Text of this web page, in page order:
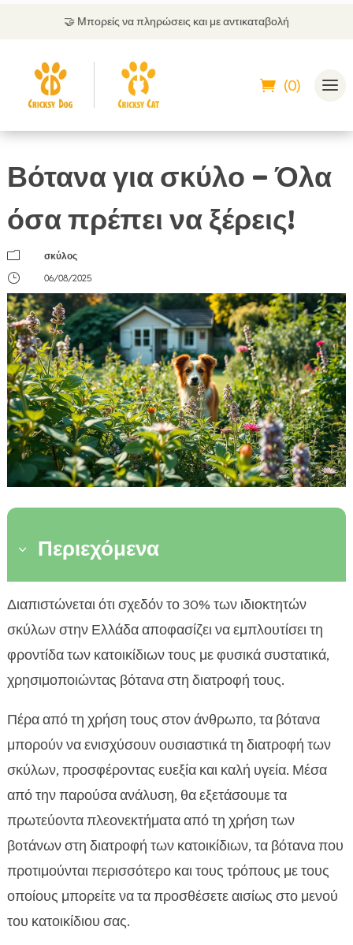
Μπορείς να πληρώσεις και με αντικαταβολή
(0)
Βότανα για σκύλο – Όλα
όσα πρέπει να ξέρεις!
m
σκύλος
}
06/08/2025
3 Περιεχόμενα
 Εισαγωγή στα βότανα για σκύλους
 Ασφάλεια στη χρήση βοτάνων για σκύλους
 Δημοφιλή βότανα για σκύλους
 Πώς να εντάξετε τα βότανα στη διατροφή του
 Συνταγές και τρόποι προετοιμασίας βοτάνων
 Κριτικές για τα βότανα για σκύλους
 Βότανα για συγκεκριμένες παθήσεις
 Αλληλεπιδράσεις βοτάνων με άλλες τροφές και
φάρμακα
 Προϊόντα με βότανα για σκύλους
Τρόφιμα CricksyDog και βότανα

Βότανα για σκύλους – Συμβουλές
προσαρμογής
Ποιοτικά προϊόντα CricksyDog
Διαπιστώνεται ότι σχεδόν το 30% των ιδιοκτητών
σκύλων στην Ελλάδα αποφασίζει να εμπλουτίσει τη
φροντίδα των κατοικίδιων τους με φυσικά συστατικά,
χρησιμοποιώντας βότανα στη διατροφή τους.
Πέρα από τη χρήση τους στον άνθρωπο, τα βότανα
μπορούν να ενισχύσουν ουσιαστικά τη διατροφή των
σκύλων, προσφέροντας ευεξία και καλή υγεία. Μέσα
από την παρούσα ανάλυση, θα εξετάσουμε τα
πρωτεύοντα πλεονεκτήματα από τη χρήση των
βοτάνων στη διατροφή των κατοικίδιων, τα βότανα που
προτιμούνται περισσότερο και τους τρόπους με τους
οποίους μπορείτε να τα προσθέσετε αισίως στο μενού
του κατοικίδιου σας.